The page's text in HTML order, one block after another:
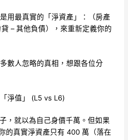
用最真實的「淨資產」：（房產
– 其他負債），來重新定義你的
數人忽略的真相，想跟各位分
淨值」 (L5 vs L6)
，就以為自己身價千萬。但如果
的真實淨資產只有 400 萬（落在